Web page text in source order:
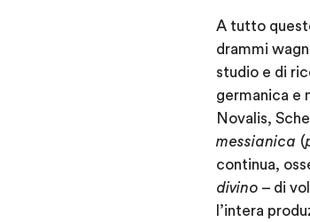
A tutto
drammi
studio e di
germanica e
Novalis,
messianica (
continua,
divino – di
l’intera